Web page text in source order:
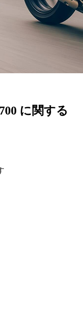
に関する